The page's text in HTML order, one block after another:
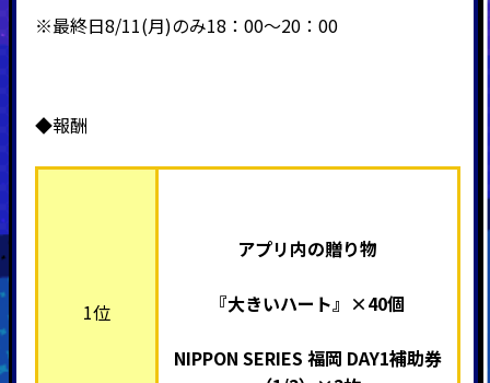
※最終日8/11(月)のみ18：00～20：00
◆報酬
1位
アプリ内の贈り物
『大きいハート』×40個
NIPPON SERIES 福岡 DAY1補助券